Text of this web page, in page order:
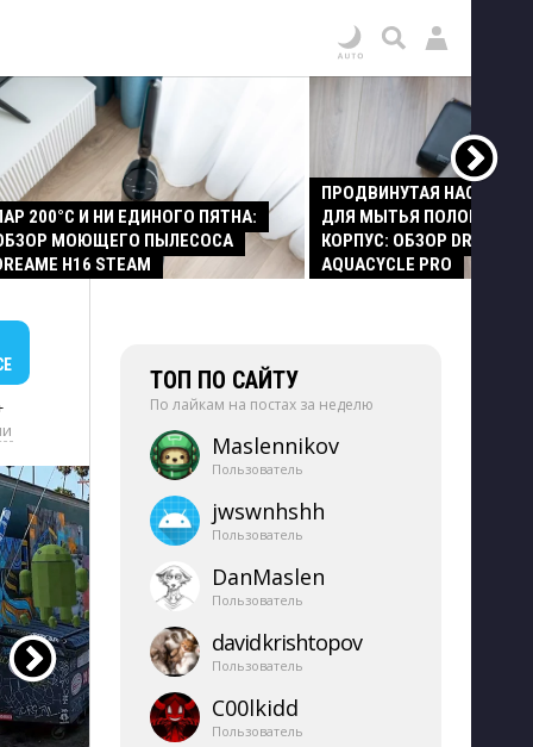
200°C И НИ ЕДИНОГО ПЯТНА:
МОЮЩЕГО ПЫЛЕСОСА
H16 STEAM
ПРОДВИНУТАЯ НАСАДКА
ДЛЯ МЫТЬЯ ПОЛОВ И
КОРПУС: ОБЗОР DREAME
AQUACYCLE PRO
ТОП ПО САЙТУ
По лайкам на постах за неделю
Maslennikov
Пользователь
jwswnhshh
Пользователь
DanMaslen
Пользователь
davidkrishtopov
Пользователь
C00lkidd
Пользователь